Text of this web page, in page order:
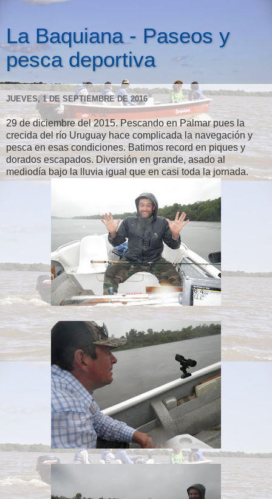
La Baquiana - Paseos y
pesca deportiva
JUEVES, 1 DE SEPTIEMBRE DE 2016
29 de diciembre del 2015. Pescando en Palmar pues la
crecida del río Uruguay hace complicada la navegación y
pesca en esas condiciones. Batimos record en piques y
dorados escapados. Diversión en grande, asado al
mediodía bajo la lluvia igual que en casi toda la jornada.